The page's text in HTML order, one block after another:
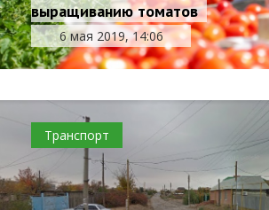
выращиванию томатов
6 мая 2019, 14:06
Транспорт